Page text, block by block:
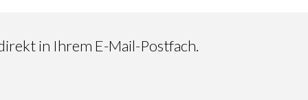
in Ihrem E-Mail-Postfach.